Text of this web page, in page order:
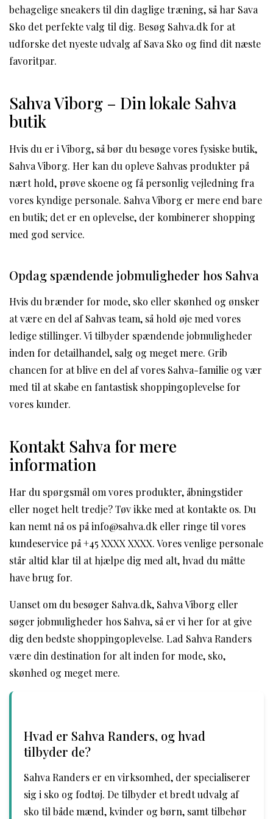
behagelige sneakers til din daglige træning, så har Sava
Sko det perfekte valg til dig. Besøg Sahva.dk for at
udforske det nyeste udvalg af Sava Sko og find dit næste
favoritpar.
Sahva Viborg – Din lokale Sahva
butik
Hvis du er i Viborg, så bør du besøge vores fysiske butik,
Sahva Viborg. Her kan du opleve Sahvas produkter på
nært hold, prøve skoene og få personlig vejledning fra
vores kyndige personale. Sahva Viborg er mere end bare
en butik; det er en oplevelse, der kombinerer shopping
med god service.
Opdag spændende jobmuligheder hos Sahva
Hvis du brænder for mode, sko eller skønhed og ønsker
at være en del af Sahvas team, så hold øje med vores
ledige stillinger. Vi tilbyder spændende jobmuligheder
inden for detailhandel, salg og meget mere. Grib
chancen for at blive en del af vores Sahva-familie og vær
med til at skabe en fantastisk shoppingoplevelse for
vores kunder.
Kontakt Sahva for mere
information
Har du spørgsmål om vores produkter, åbningstider
eller noget helt tredje? Tøv ikke med at kontakte os. Du
kan nemt nå os på info@sahva.dk eller ringe til vores
kundeservice på +45 XXXX XXXX. Vores venlige personale
står altid klar til at hjælpe dig med alt, hvad du måtte
have brug for.
Uanset om du besøger Sahva.dk, Sahva Viborg eller
søger jobmuligheder hos Sahva, så er vi her for at give
dig den bedste shoppingoplevelse. Lad Sahva Randers
være din destination for alt inden for mode, sko,
skønhed og meget mere.
Hvad er Sahva Randers, og hvad
tilbyder de?
Sahva Randers er en virksomhed, der specialiserer
sig i sko og fodtøj. De tilbyder et bredt udvalg af
sko til både mænd, kvinder og børn, samt tilbehør